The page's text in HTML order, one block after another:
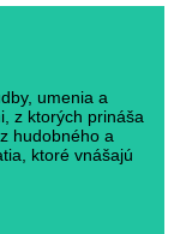
umenia a
z ktorých prináša
hudobného a
ktoré vnášajú